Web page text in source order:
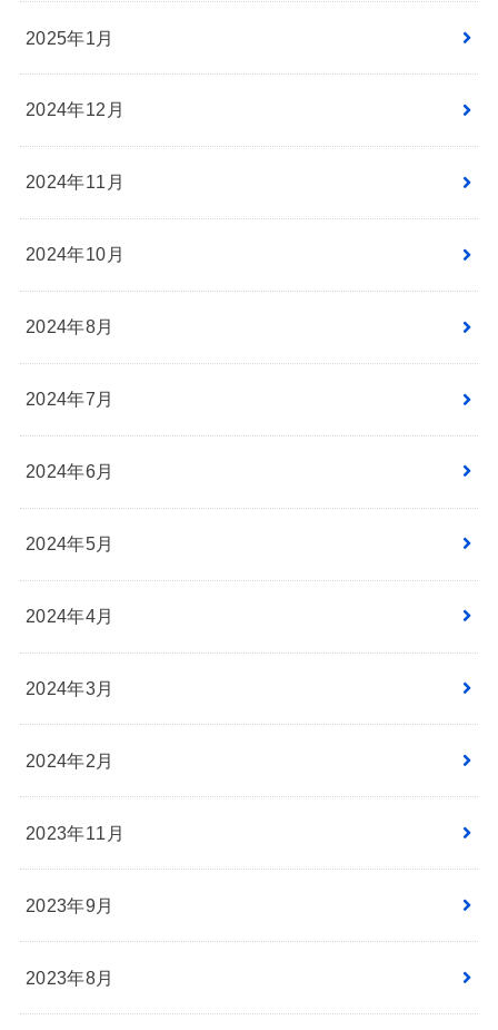
2025年1月
2024年12月
2024年11月
2024年10月
2024年8月
2024年7月
2024年6月
2024年5月
2024年4月
2024年3月
2024年2月
2023年11月
2023年9月
2023年8月